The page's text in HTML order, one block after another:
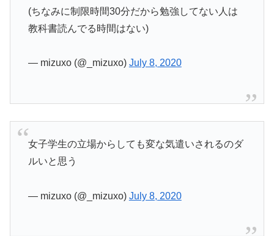
(ちなみに制限時間30分だから勉強してない人は
教科書読んでる時間はない)
— mizuxo (@_mizuxo) July 8, 2020
女子学生の立場からしても変な気遣いされるのダ
ルいと思う
— mizuxo (@_mizuxo) July 8, 2020